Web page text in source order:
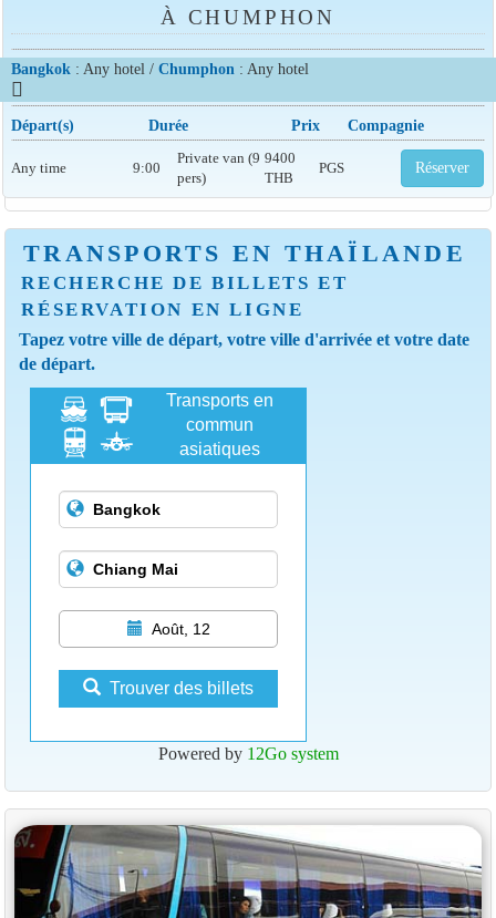
À CHUMPHON
Bangkok : Any hotel /Chumphon : Any hotel
Départ(s) Durée Prix Compagnie
Any time 9:00
Private van (9
pers)
9400
THB
PGS Réserver
TRANSPORTS EN THAÏLANDE
RECHERCHE DE BILLETS ET
RÉSERVATION EN LIGNE
Tapez votre ville de départ, votre ville d'arrivée et votre date
de départ.
Transports en
commun
asiatiques
Août, 12
Trouver des billets
Powered by 12Go system